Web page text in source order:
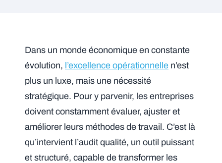
Dans un monde économique en constante
évolution, l’excellence opérationnelle n’est
plus un luxe, mais une nécessité
stratégique. Pour y parvenir, les entreprises
doivent constamment évaluer, ajuster et
améliorer leurs méthodes de travail. C’est là
qu’intervient l’audit qualité, un outil puissant
et structuré, capable de transformer les